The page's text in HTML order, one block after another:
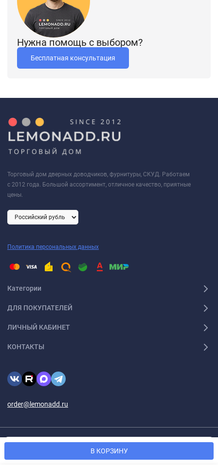
В КОРЗИНУ
Нужна помощь с выбором?
Бесплатная консультация
Торговый дом дверных доводчиков, фурнитуры, СКУД. Работаем
с 2012 года. Большой ассортимент, отличное качество, приятные
цены.
Политика персональных данных
Категории
ДЛЯ ПОКУПАТЕЛЕЙ
ЛИЧНЫЙ КАБИНЕТ
КОНТАКТЫ
order@lemonadd.ru